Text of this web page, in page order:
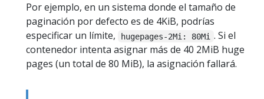
Por ejemplo, en un sistema donde el tamaño de
paginación por defecto es de 4KiB, podrías
especificar un límite,
hugepages-2Mi: 80Mi . Si el
contenedor intenta asignar más de 40 2MiB huge
pages (un total de 80 MiB), la asignación fallará.